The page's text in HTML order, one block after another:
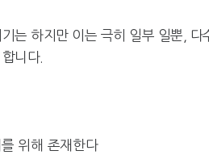
는 하지만 이는 극히 일부 일뿐, 다
니다.
위해 존재한다